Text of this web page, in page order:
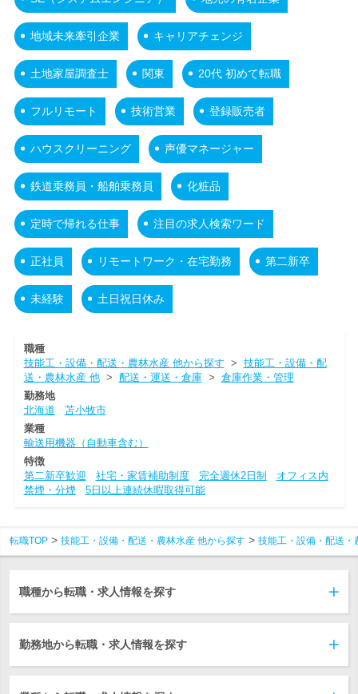
地域未来牽引企業 キャリアチェンジ
土地家屋調査士 関東 20代 初めて転職
フルリモート 技術営業 登録販売者
ハウスクリーニング 声優マネージャー
鉄道乗務員・船舶乗務員 化粧品
定時で帰れる仕事 注目の求人検索ワード
正社員 リモートワーク・在宅勤務 第二新卒
未経験 土日祝日休み
職種
技能工・設備・配送・農林水産 他から探す > 技能工・設備・配
送・農林水産 他> 配送・運送・倉庫> 倉庫作業・管理
勤務地
北海道
苫小牧市
業種
輸送用機器（自動車含む）
特徴
第二新卒歓迎
社宅・家賃補助制度 完全週休2日制
オフィス内
禁煙・分煙
5日以上連続休暇取得可能
転職TOP 技能工・設備・配送・農林水産 他から探す 技能工・設備・配送・
職種から転職・求人情報を探す
勤務地から転職・求人情報を探す